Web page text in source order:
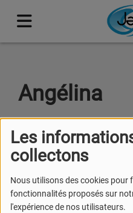
Les
collectons
Nous utilisons des cookies pour
fonctionnalités proposés sur
l'expérience de nos utilisateurs.
Angélina
des
me